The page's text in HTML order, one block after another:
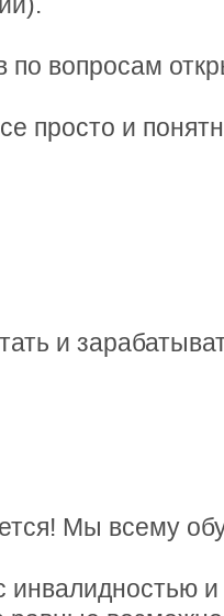
по вопросам
просто и
и
Мы всему